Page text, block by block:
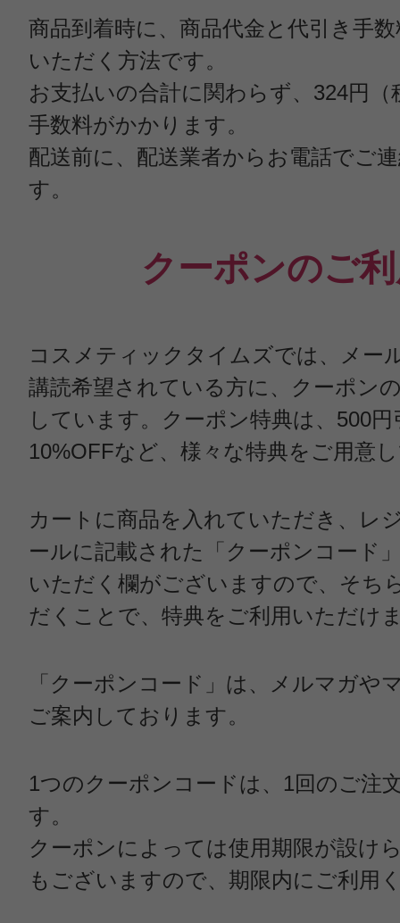
商品到着時に、商品代金と代引き手
いただく方法です。
お支払いの合計に関わらず、324円（
手数料がかかります。
配送前に、配送業者からお電話でご
す。
クーポンのご
コスメティックタイムズでは、メー
講読希望されている方に、クーポン
しています。クーポン特典は、500円
10%OFFなど、様々な特典をご用意
カートに商品を入れていただき、レ
ールに記載された「クーポンコード
いただく欄がございますので、そち
だくことで、特典をご利用いただけ
「クーポンコード」は、メルマガや
ご案内しております。
1つのクーポンコードは、1回のご注
す。
クーポンによっては使用期限が設け
もございますので、期限内にご利用